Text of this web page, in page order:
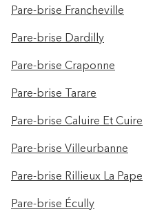
Pare-brise Francheville
Pare-brise Dardilly
Pare-brise Craponne
Pare-brise Tarare
Pare-brise Caluire Et Cuire
Pare-brise Villeurbanne
Pare-brise Rillieux La Pape
Pare-brise Écully